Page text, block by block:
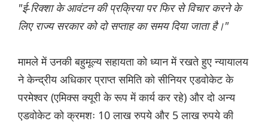
"ई-रिक्शा के आवंटन की प्रक्रिया पर फिर से विचार करने के
लिए राज्य सरकार को दो सप्ताह का समय दिया जाता है।"
मामले में उनकी बहुमूल्य सहायता को ध्यान में रखते हुए न्यायालय
ने केन्द्रीय अधिकार प्राप्त समिति को सीनियर एडवोकेट के
परमेश्वर (एमिक्स क्यूरी के रूप में कार्य कर रहे) और दो अन्य
एडवोकेट को क्रमशः 10 लाख रुपये और 5 लाख रुपये की